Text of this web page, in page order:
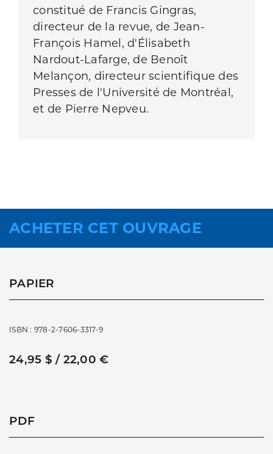
constitué de Francis Gingras,
directeur de la revue, de Jean-
François Hamel, d'Élisabeth
Nardout-Lafarge, de Benoît
Melançon, directeur scientifique des
Presses de l'Université de Montréal,
et de Pierre Nepveu.
ACHETER CET OUVRAGE
PAPIER
ISBN : 978-2-7606-3317-9
24,95 $ / 22,00 €
PDF